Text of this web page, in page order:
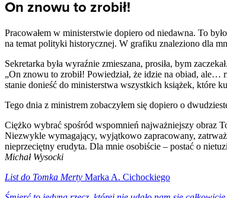
On znowu to zrobił!
Pracowałem w ministerstwie dopiero od niedawna. To
na temat polityki historycznej. W grafiku znaleziono dla
Sekretarka była wyraźnie zmieszana, prosiła, bym
„On znowu to zrobił! Powiedział, że idzie na obiad,
stanie donieść do ministerstwa wszystkich książek, które
Tego dnia z ministrem zobaczyłem się dopiero o
Ciężko wybrać spośród wspomnień najważniejszy obraz
Niezwykle wymagający, wyjątkowo zapracowany,
nieprzeciętny erudyta. Dla mnie osobiście – postać o
Michał Wysocki
List do Tomka Merty Marka A. Cichockiego